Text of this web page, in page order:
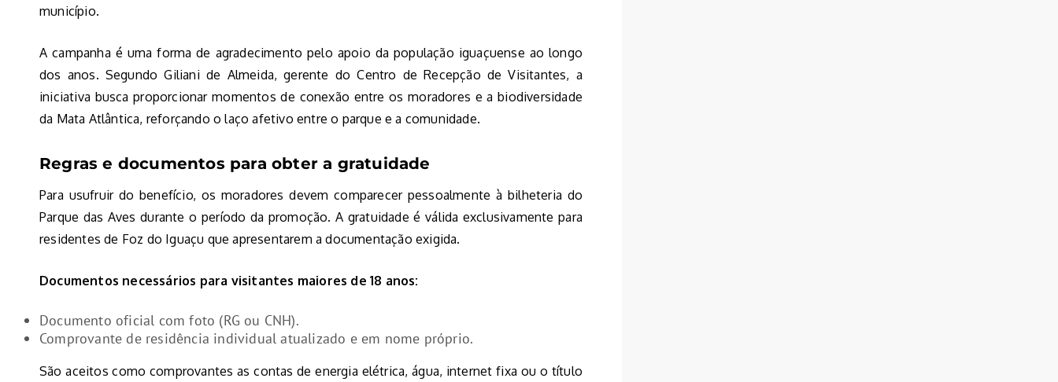
município.
A campanha é uma forma de agradecimento pelo apoio da população iguaçuense ao longo
dos anos. Segundo Giliani de Almeida, gerente do Centro de Recepção de Visitantes, a
iniciativa busca proporcionar momentos de conexão entre os moradores e a biodiversidade
da Mata Atlântica, reforçando o laço afetivo entre o parque e a comunidade.
Regras e documentos para obter a gratuidade
Para usufruir do benefício, os moradores devem comparecer pessoalmente à bilheteria do
Parque das Aves durante o período da promoção. A gratuidade é válida exclusivamente para
residentes de Foz do Iguaçu que apresentarem a documentação exigida.
Documentos necessários para visitantes maiores de 18 anos:
Documento oficial com foto (RG ou CNH).
Comprovante de residência individual atualizado e em nome próprio.
São aceitos como comprovantes as contas de energia elétrica, água, internet fixa ou o título